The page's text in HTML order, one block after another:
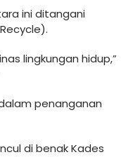
ini ditangani
lingkungan hidup,”
penanganan
di benak Kades